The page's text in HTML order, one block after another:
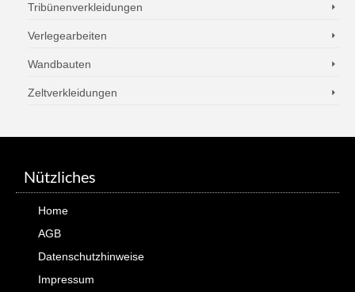
Tribünenverkleidungen
Verlegearbeiten
Wandbauten
Zeltverkleidungen
Nützliches
Home
AGB
Datenschutzhinweise
Impressum